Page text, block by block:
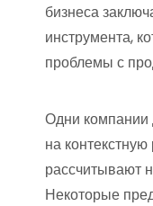
бизнеса
инструмента,
проблемы с
Одни компании
на
рассчитывают
Некоторые